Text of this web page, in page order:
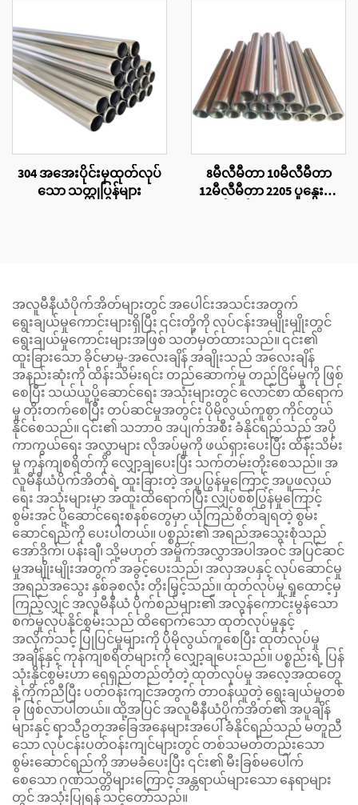
304 အအေးပိုင်းမှထုတ်လုပ်
သော သတ္တုပြွန်များ
8မီလီမီတာ 10မီလီမီတာ
12မီလီမီတာ 2205 ပူနွေးစွာ
အလူမီနီယံပိုက်အိတ်များတွင် အပေါင်းအသင်းအတွက်
ရွေးချယ်မှုကောင်းများရှိပြီး ၎င်းတို့ကို လုပ်ငန်းအမျိုးမျိုးတွင်
ရွေးချယ်မှုကောင်းများအဖြစ် သတ်မှတ်ထားသည်။ ၎င်း၏
ထူးခြားသော ခိုင်မာမှု-အလေးချိန် အချိုးသည် အလေးချိန်
အနည်းဆုံးကို ထိန်းသိမ်းရင်း တည်ဆောက်မှု တည်ငြိမ်မှုကို ဖြစ်
စေပြီး သယ်ယူပို့ဆောင်ရေး အသုံးများတွင် လောင်စာ ထိရောက်
မှု တိုးတက်စေပြီး တပ်ဆင်မှုအတွင်း ပိုမိုလွယ်ကူစွာ ကိုင်တွယ်
နိုင်စေသည်။ ၎င်း၏ သဘာဝ အပျက်အစီး ခံနိုင်ရည်သည် အပို
ကာကွယ်ရေး အလွှာများ လိုအပ်မှုကို ဖယ်ရှားပေးပြီး ထိန်းသိမ်း
မှု ကုန်ကျစရိတ်ကို လျှော့ချပေးပြီး သက်တမ်းတိုးစေသည်။ အ
လူမီနီယံပိုက်အိတ်ရဲ့ ထူးခြားတဲ့ အပူပြွန်မှုကြောင့် အပူဖလှယ်
ရေး အသုံးများမှာ အထူးထိရောက်ပြီး လျှပ်စစ်ပြွန်မှုကြောင့်
စွမ်းအင် ပို့ဆောင်ရေးစနစ်တွေမှာ ယုံကြည်စိတ်ချရတဲ့ စွမ်း
ဆောင်ရည်ကို ပေးပါတယ်။ ပစ္စည်း၏ အရည်အသွေးစုံသည်
အော်ဒိုက်၊ ပန်းချီ၊ သို့မဟုတ် အမှိုက်အလွှာအပါအဝင် အပြင်ဆင်
မှုအမျိုးမျိုးအတွက် အခွင့်ပေးသည်၊ အလှအပနှင့် လုပ်ဆောင်မှု
အရည်အသွေး နှစ်ခုစလုံး တိုးမြှင့်သည်။ ထုတ်လုပ်မှု ရှုထောင့်မှ
ကြည့်လျှင် အလူမီနီယံ ပိုက်စည်များ၏ အလွန်ကောင်းမွန်သော
စက်မှုလုပ်နိုင်စွမ်းသည် ထိရောက်သော ထုတ်လုပ်မှုနှင့်
အလိုက်သင့် ပြုပြင်မှုများကို ပိုမိုလွယ်ကူစေပြီး ထုတ်လုပ်မှု
အချိန်နှင့် ကုန်ကျစရိတ်များကို လျှော့ချပေးသည်။ ပစ္စည်းရဲ့ ပြန်
သုံးနိုင်စွမ်းဟာ ရေရှည်တည်တံ့တဲ့ ထုတ်လုပ်မှု အလေ့အထတွေ
နဲ့ ကိုက်ညီပြီး ပတ်ဝန်းကျင်အတွက် တာဝန်ယူတဲ့ ရွေးချယ်မှုတစ်
ခု ဖြစ်လာပါတယ်။ ထို့အပြင် အလူမီနီယံပိုက်အိတ်၏ အပူချိန်
များနှင့် ရာသီဥတုအခြေအနေများအပေါ် ခံနိုင်ရည်သည် မတူညီ
သော လုပ်ငန်းပတ်ဝန်းကျင်များတွင် တစ်သမတ်တည်းသော
စွမ်းဆောင်ရည်ကို အာမခံပေးပြီး ၎င်း၏ မီးခြစ်မပေါက်
စေသော ဂုဏ်သတ္တိများကြောင့် အန္တရာယ်များသော နေရာများ
တွင် အသုံးပြုရန် သင့်တော်သည်။